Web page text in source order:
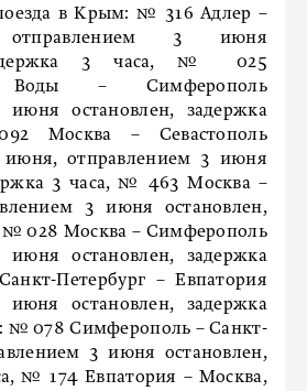
в Крым: № 316 Адлер –
отправлением 3 июня
3 часа, № 025
Воды – Симферополь
июня остановлен, задержка
Москва – Севастополь
июня, отправлением 3 июня
3 часа, № 463 Москва –
3 июня остановлен,
№ 028 Москва – Симферополь
июня остановлен, задержка
Петербург – Евпатория
июня остановлен, задержка
№ 078 Симферополь – Санкт-
3 июня остановлен,
№ 174 Евпатория – Москва,